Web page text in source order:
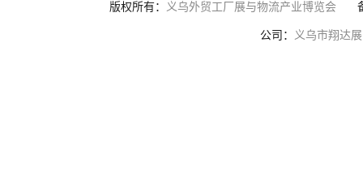
版权所有： 义乌外贸工厂展与物流产业博览会
公司： 义乌市翔达